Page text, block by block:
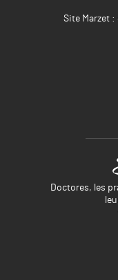
Site Marzet :
Doctores, les